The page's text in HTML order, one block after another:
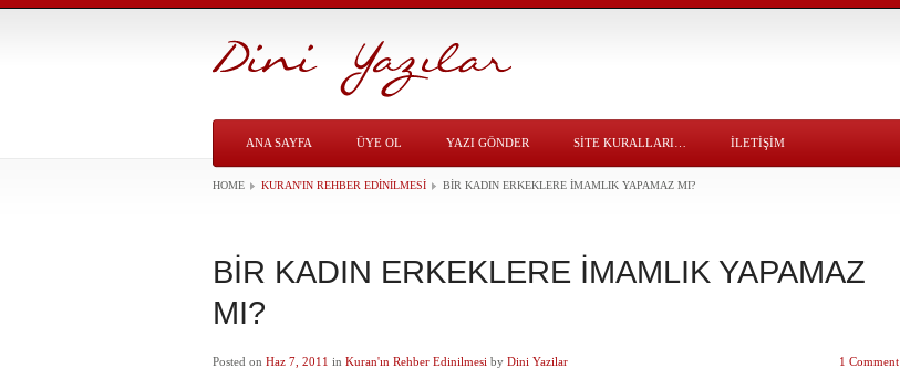
ANA SAYFA ÜYE OL YAZI GÖNDER SITE KURALLARI… İLETİŞİM
HOME KURAN'IN REHBER EDINILMESI BİR KADIN ERKEKLERE İMAMLIK YAPAMAZ MI?
BİR KADIN ERKEKLERE İMAMLIK YAPAMAZ
MI?
Posted on Haz 7, 2011 in Kuran'ın Rehber Edinilmesi by Dini Yazilar 1 Comment